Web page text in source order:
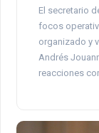
El secretario
focos
organizado y
Andrés
reacciones